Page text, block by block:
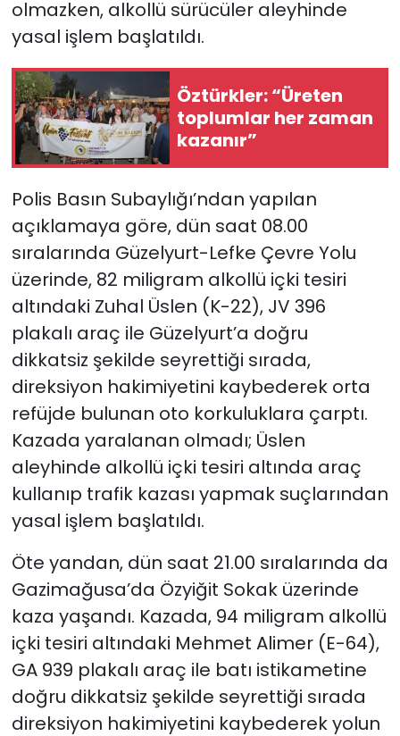
olmazken, alkollü sürücüler aleyhinde
yasal işlem başlatıldı.
Öztürkler: “Üreten
toplumlar her zaman
kazanır”
Polis Basın Subaylığı’ndan yapılan
açıklamaya göre, dün saat 08.00
sıralarında Güzelyurt-Lefke Çevre Yolu
üzerinde, 82 miligram alkollü içki tesiri
altındaki Zuhal Üslen (K-22), JV 396
plakalı araç ile Güzelyurt’a doğru
dikkatsiz şekilde seyrettiği sırada,
direksiyon hakimiyetini kaybederek orta
refüjde bulunan oto korkuluklara çarptı.
Kazada yaralanan olmadı; Üslen
aleyhinde alkollü içki tesiri altında araç
kullanıp trafik kazası yapmak suçlarından
yasal işlem başlatıldı.
Öte yandan, dün saat 21.00 sıralarında da
Gazimağusa’da Özyiğit Sokak üzerinde
kaza yaşandı. Kazada, 94 miligram alkollü
içki tesiri altındaki Mehmet Alimer (E-64),
GA 939 plakalı araç ile batı istikametine
doğru dikkatsiz şekilde seyrettiği sırada
direksiyon hakimiyetini kaybederek yolun
SAĞLIK
Spor
Teknoloji
Video Galeri
YAŞAM
Yazarlar